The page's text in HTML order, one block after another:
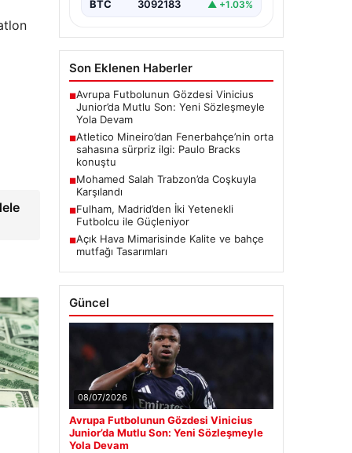
BTC 3092183 ▲ +1.03%
Son Eklenen Haberler
■Avrupa Futbolunun Gözdesi Vinicius
Junior’da Mutlu Son: Yeni Sözleşmeyle
Yola Devam
■Atletico Mineiro’dan Fenerbahçe’nin orta
sahasına sürpriz ilgi: Paulo Bracks
konuştu
■Mohamed Salah Trabzon’da Coşkuyla
Karşılandı
■Fulham, Madrid’den İki Yetenekli
Futbolcu ile Güçleniyor
■Açık Hava Mimarisinde Kalite ve bahçe
mutfağı Tasarımları
Güncel
08/07/2026
Avrupa Futbolunun Gözdesi Vinicius
Junior’da Mutlu Son: Yeni Sözleşmeyle
Yola Devam